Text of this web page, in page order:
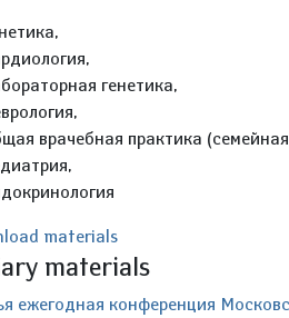
генетика,
врачебная практика
materials
materials
ежегодная конференция